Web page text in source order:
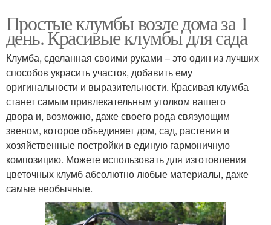
Простые клумбы возле дома за 1
день. Красивые клумбы для сада
Клумба, сделанная своими руками – это один из лучших
способов украсить участок, добавить ему
оригинальности и выразительности. Красивая клумба
станет самым привлекательным уголком вашего
двора и, возможно, даже своего рода связующим
звеном, которое объединяет дом, сад, растения и
хозяйственные постройки в единую гармоничную
композицию. Можете использовать для изготовления
цветочных клумб абсолютно любые материалы, даже
самые необычные.